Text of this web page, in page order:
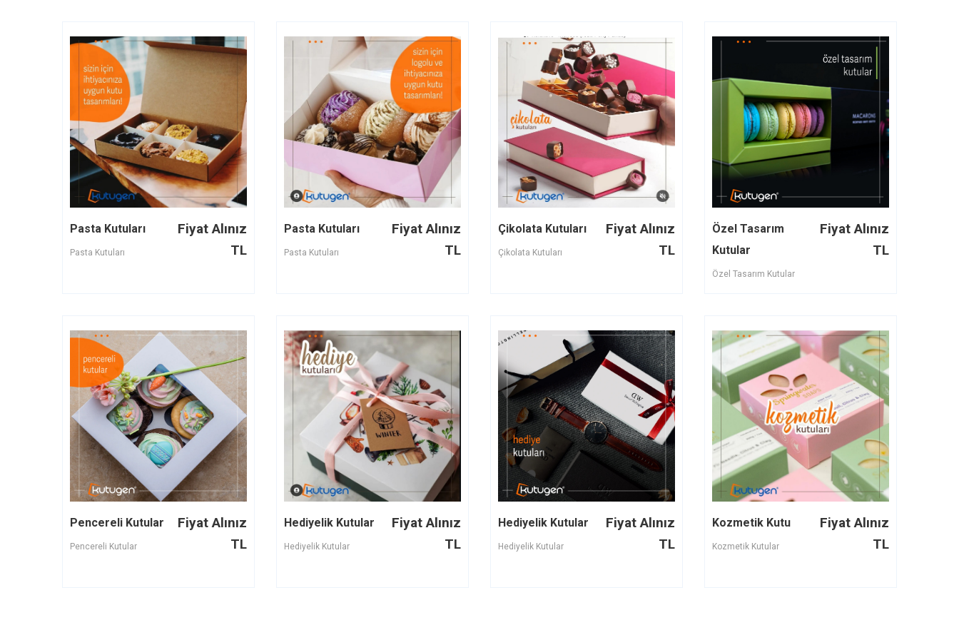
Pasta Kutuları
Pasta Kutuları
Fiyat Alınız
TL
Pasta Kutuları
Pasta Kutuları
Fiyat Alınız
TL
Çikolata Kutuları
Çikolata Kutuları
Fiyat Alınız
TL
Özel Tasarım
Kutular
Özel Tasarım Kutular
Fiyat Alınız
TL
Pencereli Kutular
Pencereli Kutular
Fiyat Alınız
TL
Hediyelik Kutular
Hediyelik Kutular
Fiyat Alınız
TL
Hediyelik Kutular
Hediyelik Kutular
Fiyat Alınız
TL
Kozmetik Kutu
Kozmetik Kutular
Fiyat Alınız
TL